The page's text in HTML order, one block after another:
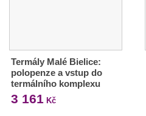
Termály Malé Bielice:
polopenze a vstup do
termálního komplexu
3 161 Kč